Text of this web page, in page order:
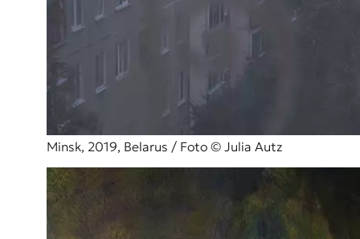
Minsk, 2019, Belarus / Foto © Julia Autz